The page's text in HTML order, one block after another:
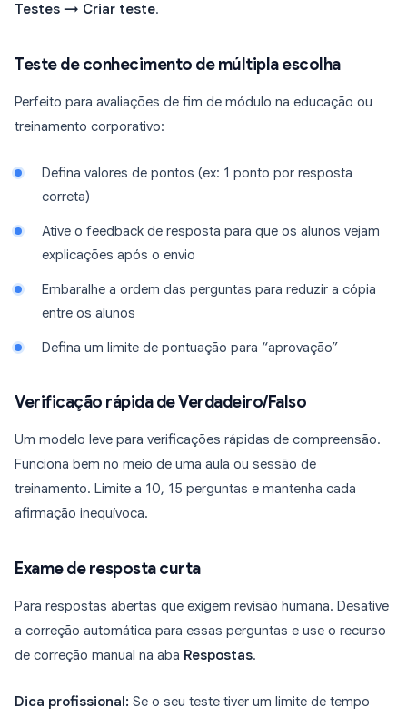
Testes → Criar teste.
Teste de conhecimento de múltipla escolha
Perfeito para avaliações de fim de módulo na educação ou
treinamento corporativo:
Defina valores de pontos (ex: 1 ponto por resposta
correta)
Ative o feedback de resposta para que os alunos vejam
explicações após o envio
Embaralhe a ordem das perguntas para reduzir a cópia
entre os alunos
Defina um limite de pontuação para “aprovação”
Verificação rápida de Verdadeiro/Falso
Um modelo leve para verificações rápidas de compreensão.
Funciona bem no meio de uma aula ou sessão de
treinamento. Limite a 10, 15 perguntas e mantenha cada
afirmação inequívoca.
Exame de resposta curta
Para respostas abertas que exigem revisão humana. Desative
a correção automática para essas perguntas e use o recurso
de correção manual na aba Respostas.
Dica profissional: Se o seu teste tiver um limite de tempo